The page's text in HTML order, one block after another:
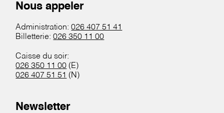
Nous appeler
Administration:026 407 51 41
Billetterie:026 350 11 00
Caisse du soir:
026 350 11 00 (E)
026 407 51 51 (N)
Newsletter